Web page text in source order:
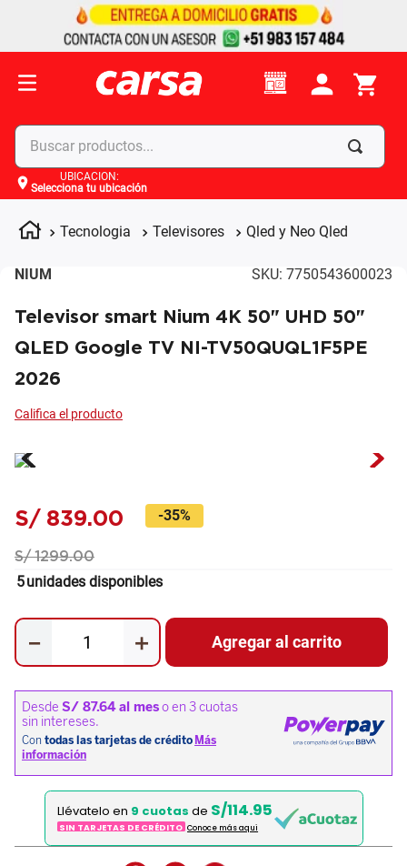
Buscar productos...
UBICACIÓN:
Selecciona tu ubicación
Tecnologia Televisores Qled y Neo Qled
NIUM SKU: 7750543600023
Televisor smart Nium 4K 50" UHD 50"
QLED Google TV NI-TV50QUQL1F5PE
2026
S/ 839.00 -35%
S/ 1299.00
5unidades disponibles
＋
－ Agregar al carrito
Llévatelo en 9 cuotas de S/114.95
SIN TARJETAS DE CRÉDITO Conoce más aqui
Términos más buscados
celulares
4. apple